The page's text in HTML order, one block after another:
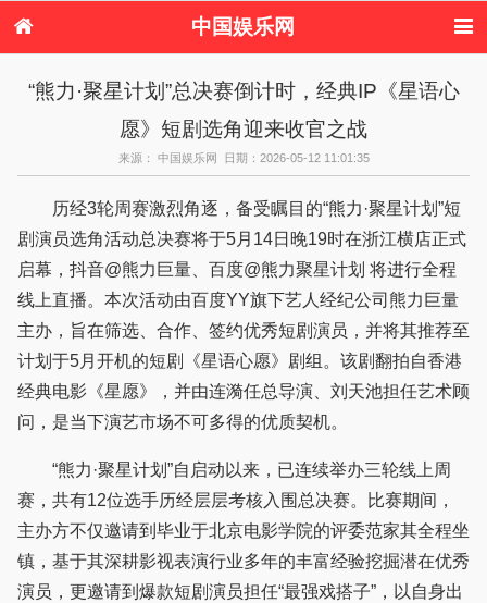
中国娱乐网
港台娱乐
日本娱乐 韩国娱乐
欧美娱乐
音乐新闻 影视新闻
内地明星八卦
港台明星八卦
日本韩国明星
欧美明星八卦
“熊力·聚星计划”总决赛倒计时，经典IP《星语心
愿》短剧选角迎来收官之战
来源： 中国娱乐网 日期：2026-05-12 11:01:35
历经3轮周赛激烈角逐，备受瞩目的“熊力·聚星计划”短
剧演员选角活动总决赛将于5月14日晚19时在浙江横店正式
启幕，抖音@熊力巨量、百度@熊力聚星计划 将进行全程
线上直播。本次活动由百度YY旗下艺人经纪公司熊力巨量
主办，旨在筛选、合作、签约优秀短剧演员，并将其推荐至
计划于5月开机的短剧《星语心愿》剧组。该剧翻拍自香港
经典电影《星愿》，并由连漪任总导演、刘天池担任艺术顾
问，是当下演艺市场不可多得的优质契机。
“熊力·聚星计划”自启动以来，已连续举办三轮线上周
赛，共有12位选手历经层层考核入围总决赛。比赛期间，
主办方不仅邀请到毕业于北京电影学院的评委范家其全程坐
镇，基于其深耕影视表演行业多年的丰富经验挖掘潜在优秀
演员，更邀请到爆款短剧演员担任“最强戏搭子”，以自身出